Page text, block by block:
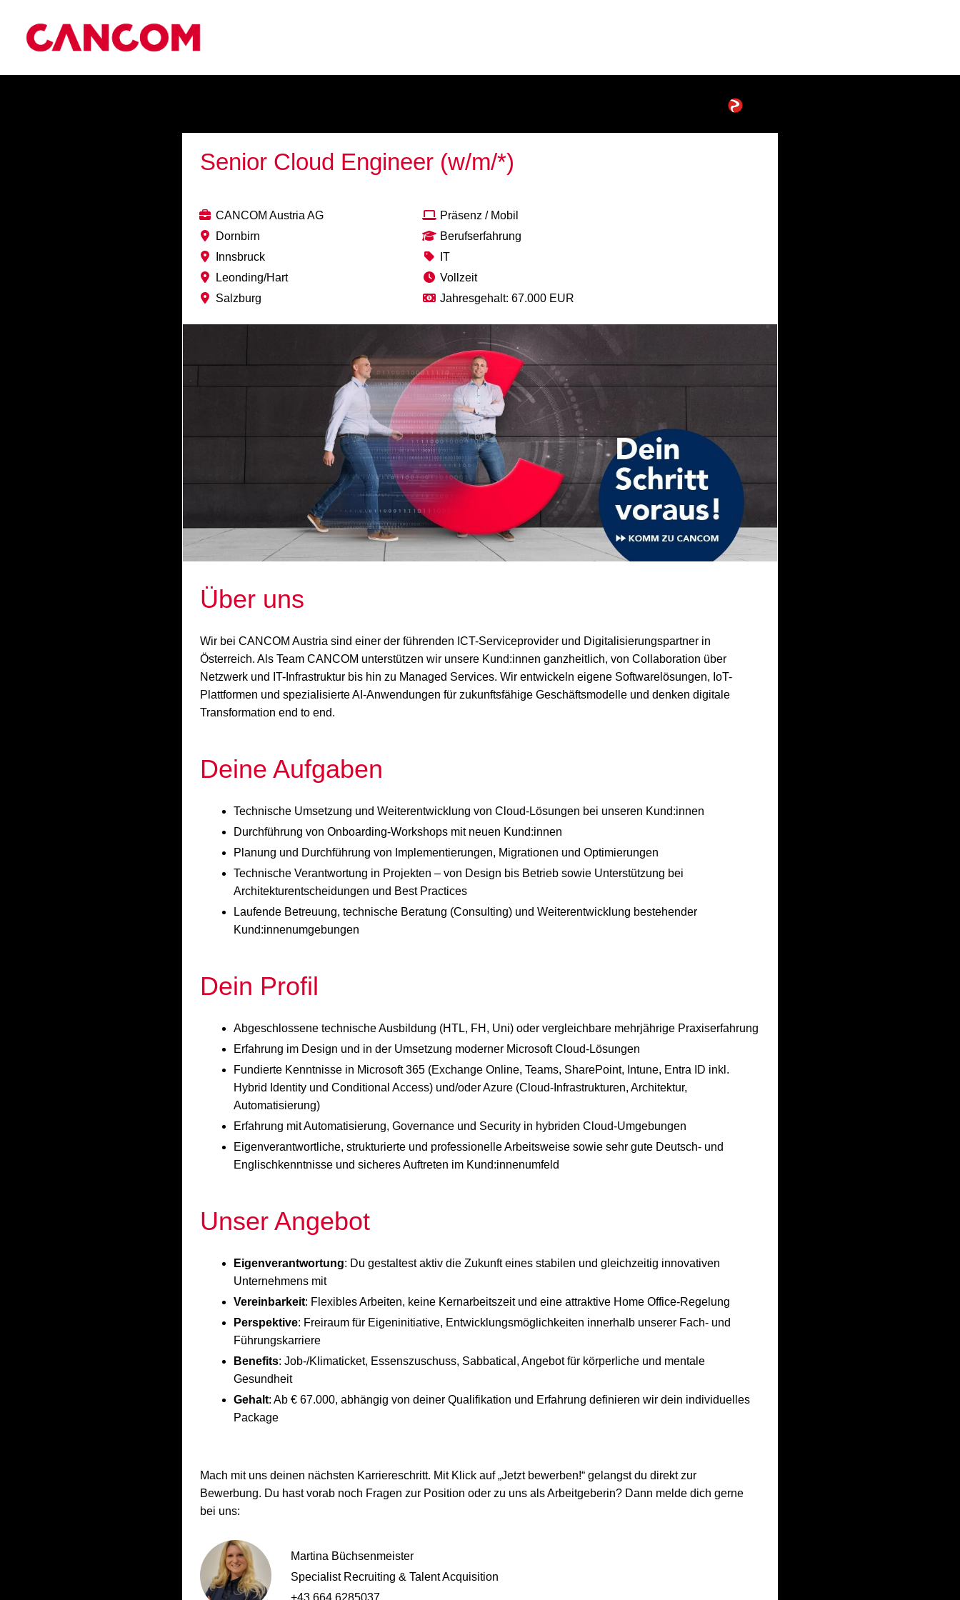
Senior Cloud Engineer (w/m/*)
CANCOM Austria AG
Dornbirn
Innsbruck
Leonding/Hart
Salzburg
Präsenz / Mobil
Berufserfahrung
IT
Vollzeit
Jahresgehalt: 67.000 EUR
Über uns
Wir bei CANCOM Austria sind einer der führenden ICT-Serviceprovider und Digitalisierungspartner in
Österreich. Als Team CANCOM unterstützen wir unsere Kund:innen ganzheitlich, von Collaboration über
Netzwerk und IT-Infrastruktur bis hin zu Managed Services. Wir entwickeln eigene Softwarelösungen, IoT-
Plattformen und spezialisierte AI-Anwendungen für zukunftsfähige Geschäftsmodelle und denken digitale
Transformation end to end.
Deine Aufgaben
Technische Umsetzung und Weiterentwicklung von Cloud-Lösungen bei unseren Kund:innen
Durchführung von Onboarding-Workshops mit neuen Kund:innen
Planung und Durchführung von Implementierungen, Migrationen und Optimierungen
Technische Verantwortung in Projekten – von Design bis Betrieb sowie Unterstützung bei
Architekturentscheidungen und Best Practices
Laufende Betreuung, technische Beratung (Consulting) und Weiterentwicklung bestehender
Kund:innenumgebungen
Dein Profil
Abgeschlossene technische Ausbildung (HTL, FH, Uni) oder vergleichbare mehrjährige Praxiserfahrung
Erfahrung im Design und in der Umsetzung moderner Microsoft Cloud-Lösungen
Fundierte Kenntnisse in Microsoft 365 (Exchange Online, Teams, SharePoint, Intune, Entra ID inkl.
Hybrid Identity und Conditional Access) und/oder Azure (Cloud-Infrastrukturen, Architektur,
Automatisierung)
Erfahrung mit Automatisierung, Governance und Security in hybriden Cloud-Umgebungen
Eigenverantwortliche, strukturierte und professionelle Arbeitsweise sowie sehr gute Deutsch- und
Englischkenntnisse und sicheres Auftreten im Kund:innenumfeld
Unser Angebot
Eigenverantwortung: Du gestaltest aktiv die Zukunft eines stabilen und gleichzeitig innovativen
Unternehmens mit
Vereinbarkeit: Flexibles Arbeiten, keine Kernarbeitszeit und eine attraktive Home Office-Regelung
Perspektive: Freiraum für Eigeninitiative, Entwicklungsmöglichkeiten innerhalb unserer Fach- und
Führungskarriere
Benefits: Job-/Klimaticket, Essenszuschuss, Sabbatical, Angebot für körperliche und mentale
Gesundheit
Gehalt: Ab € 67.000, abhängig von deiner Qualifikation und Erfahrung definieren wir dein individuelles
Package
Mach mit uns deinen nächsten Karriereschritt. Mit Klick auf „Jetzt bewerben!“ gelangst du direkt zur
Bewerbung. Du hast vorab noch Fragen zur Position oder zu uns als Arbeitgeberin? Dann melde dich gerne
bei uns:
Martina Büchsenmeister
Specialist Recruiting & Talent Acquisition
+43 664 6285037